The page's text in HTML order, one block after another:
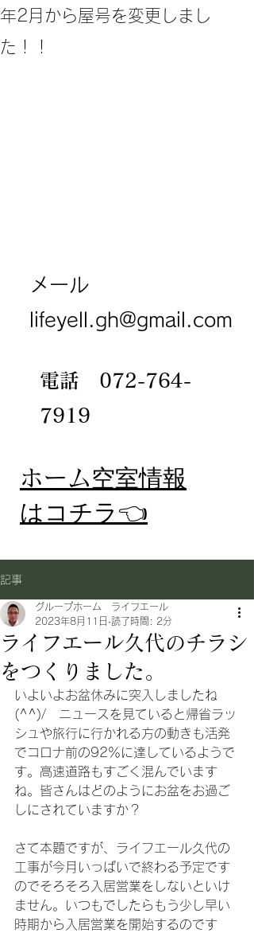
年2月から屋号を変更しまし
た！！
メール
lifeyell.gh@gmail.com
電話 072-764-
7919
​ホーム空室情報
​はコチラ👈
記事
ライフエール久代のチラシ
をつくりました。
グループホーム ライフエール
2023年8月11日 読了時間: 2分
いよいよお盆休みに突入しましたね
(^^)/　ニュースを見ていると帰省ラッ
シュや旅行に行かれる方の動きも活発
でコロナ前の92％に達しているようで
す。高速道路もすごく混んでいます
ね。皆さんはどのようにお盆をお過ご
しにされていますか？
さて本題ですが、ライフエール久代の
工事が今月いっぱいで終わる予定です
のでそろそろ入居営業をしないといけ
ません。いつもでしたらもう少し早い
時期から入居営業を開始するのです